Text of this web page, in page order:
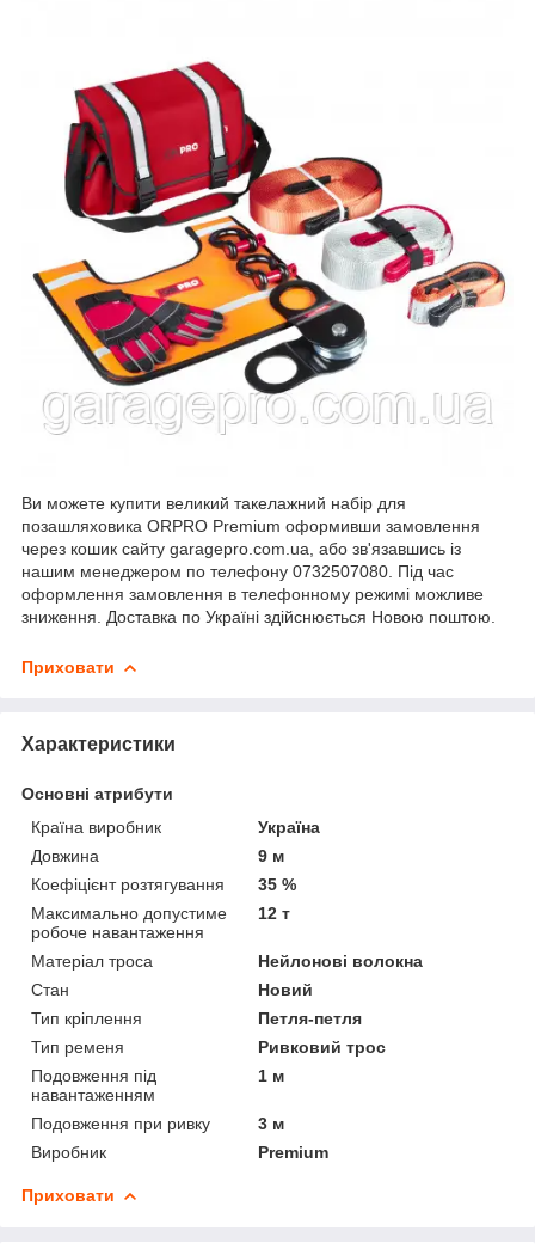
Ви можете купити великий такелажний набір для
позашляховика ORPRO Premium оформивши замовлення
через кошик сайту garagepro.com.ua, або зв'язавшись із
нашим менеджером по телефону 0732507080. Під час
оформлення замовлення в телефонному режимі можливе
зниження. Доставка по Україні здійснюється Новою поштою.
Приховати
Характеристики
Основні атрибути
Країна виробник
Україна
Довжина
9 м
Коефіцієнт розтягування
35 %
Максимально допустиме
робоче навантаження
12 т
Матеріал троса
Нейлонові волокна
Стан
Новий
Тип кріплення
Петля-петля
Тип ременя
Ривковий трос
Подовження під
навантаженням
1 м
Подовження при ривку
3 м
Виробник
Premium
Приховати